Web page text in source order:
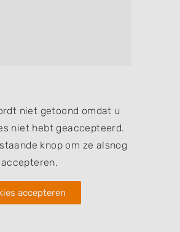
niet getoond omdat u
niet hebt geaccepteerd.
knop om ze alsnog
accepteren